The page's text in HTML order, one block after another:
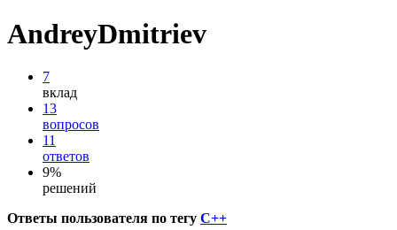
AndreyDmitriev
7
вклад
13
вопросов
11
ответов
9%
решений
Ответы пользователя по тегу C++